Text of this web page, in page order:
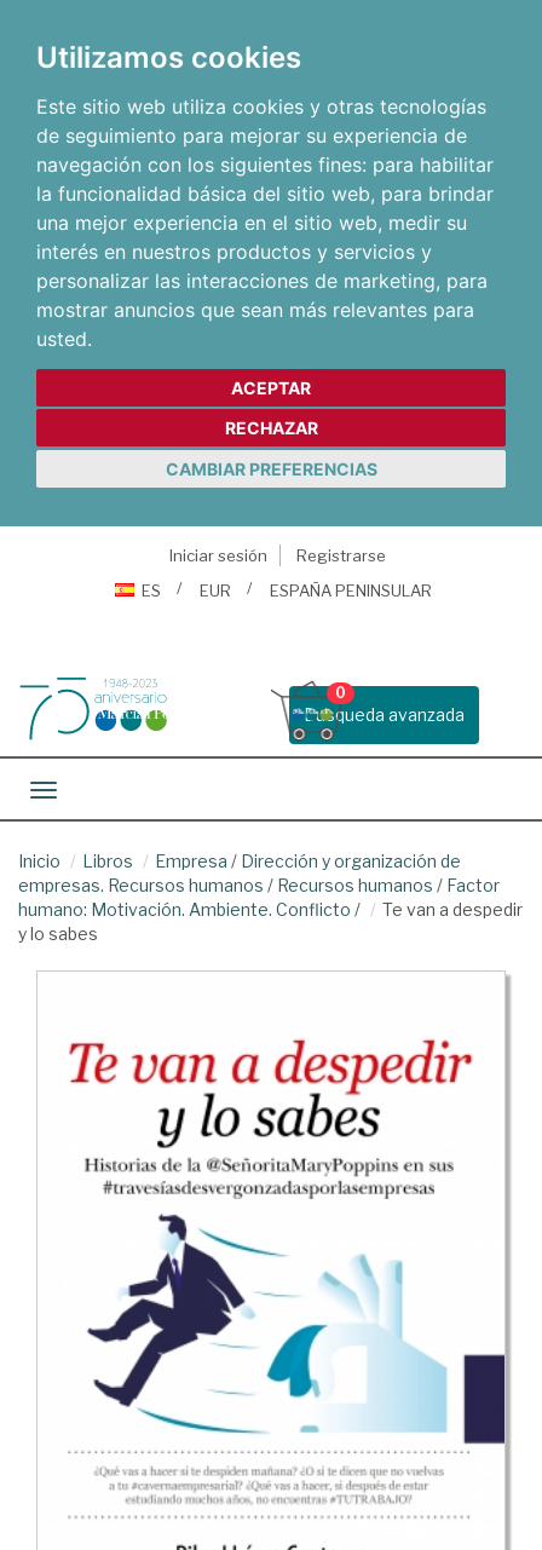
Utilizamos cookies
Este sitio web utiliza cookies y otras tecnologías
de seguimiento para mejorar su experiencia de
navegación con los siguientes fines: para habilitar
la funcionalidad básica del sitio web, para brindar
una mejor experiencia en el sitio web, medir su
interés en nuestros productos y servicios y
personalizar las interacciones de marketing, para
mostrar anuncios que sean más relevantes para
usted.
ACEPTAR
RECHAZAR
CAMBIAR PREFERENCIAS
Iniciar sesión
Registrarse
ES
EUR ESPAÑA PENINSULAR
Busqueda avanzada
0
Toggle navigation
Inicio Libros Empresa / Dirección y organización de
empresas. Recursos humanos / Recursos humanos / Factor
humano: Motivación. Ambiente. Conflicto /
Te van a despedir
y lo sabes